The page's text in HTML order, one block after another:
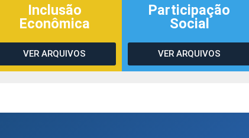
Inclusão
Econômica
VER ARQUIVOS
Participação
Social
VER ARQUIVOS